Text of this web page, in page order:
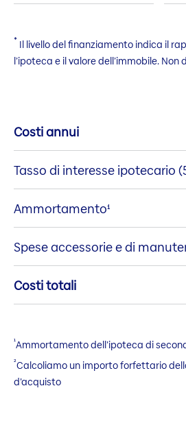
* Il livello del finanziamento indica il
l’ipoteca e il valore dell’immobile. Non
Costi annui
Tasso di interesse ipotecario
Ammortamento¹
Spese accessorie e di
Costi totali
¹Ammortamento dell’ipoteca di
²Calcoliamo un importo forfettario
d’acquisto